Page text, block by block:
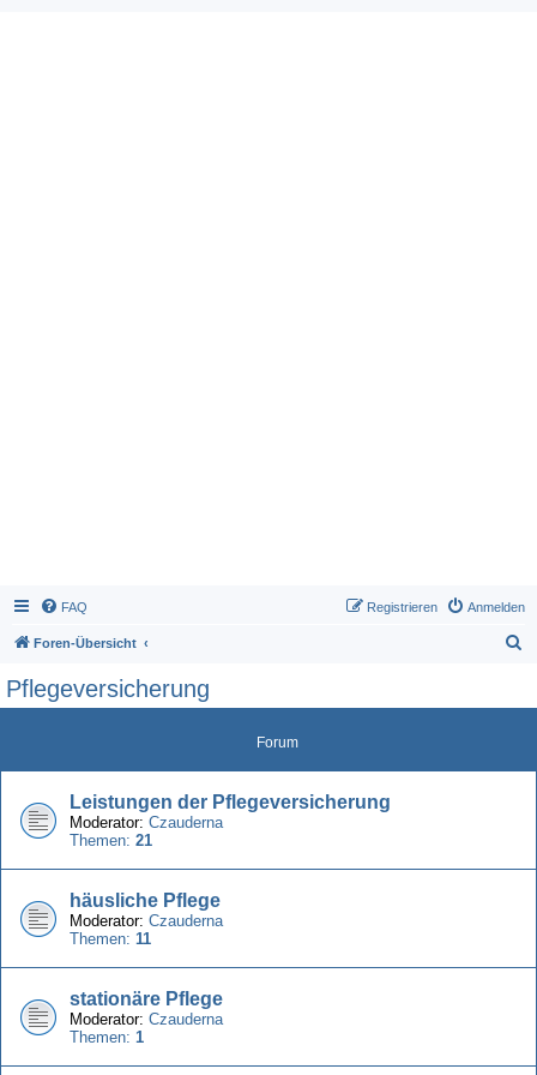
FAQ Anmelden
Registrieren
Foren-Übersicht
Pflegeversicherung
Forum
Leistungen der Pflegeversicherung
Moderator: Czauderna
Themen: 21
häusliche Pflege
Moderator: Czauderna
Themen: 11
stationäre Pflege
Moderator: Czauderna
Themen: 1